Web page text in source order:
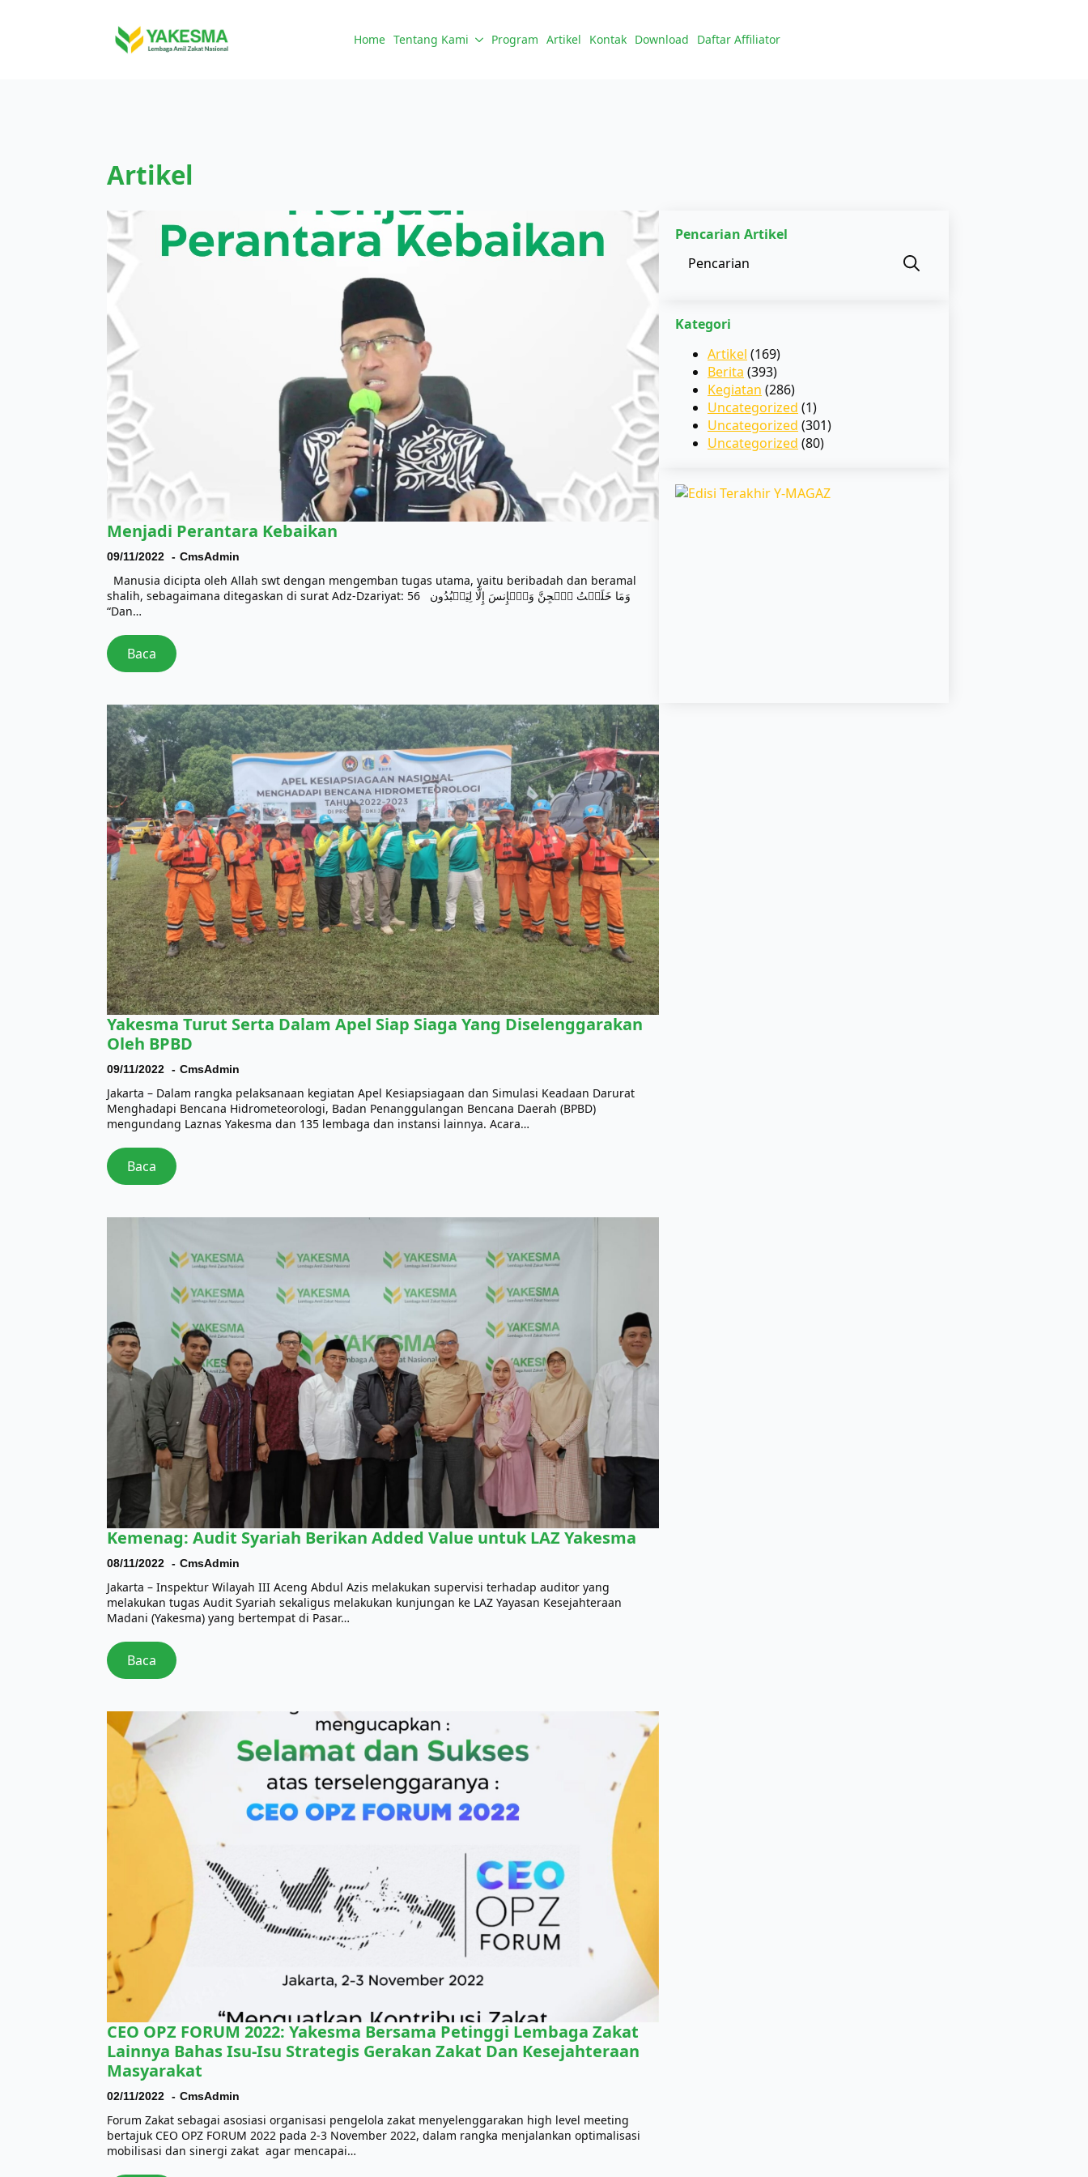
Home Tentang Kami Program Artikel Kontak Download Daftar Affiliator
Artikel
Menjadi Perantara Kebaikan
09/11/2022 CmsAdmin
Manusia dicipta oleh Allah swt dengan mengemban tugas utama, yaitu beribadah dan beramal
shalih, sebagaimana ditegaskan di surat Adz-Dzariyat: 56 وَمَا خَلَقۡتُ ٱلۡجِنَّ وَٱلۡإِنسَ إِلَّا لِیَعۡبُدُون
“Dan…
Baca
Yakesma Turut Serta Dalam Apel Siap Siaga Yang Diselenggarakan
Oleh BPBD
09/11/2022 CmsAdmin
Jakarta – Dalam rangka pelaksanaan kegiatan Apel Kesiapsiagaan dan Simulasi Keadaan Darurat
Menghadapi Bencana Hidrometeorologi, Badan Penanggulangan Bencana Daerah (BPBD)
mengundang Laznas Yakesma dan 135 lembaga dan instansi lainnya. Acara…
Baca
Kemenag: Audit Syariah Berikan Added Value untuk LAZ Yakesma
08/11/2022 CmsAdmin
Jakarta – Inspektur Wilayah III Aceng Abdul Azis melakukan supervisi terhadap auditor yang
melakukan tugas Audit Syariah sekaligus melakukan kunjungan ke LAZ Yayasan Kesejahteraan
Madani (Yakesma) yang bertempat di Pasar…
Baca
CEO OPZ FORUM 2022: Yakesma Bersama Petinggi Lembaga Zakat
Lainnya Bahas Isu-Isu Strategis Gerakan Zakat Dan Kesejahteraan
Masyarakat
02/11/2022 CmsAdmin
Forum Zakat sebagai asosiasi organisasi pengelola zakat menyelenggarakan high level meeting
bertajuk CEO OPZ FORUM 2022 pada 2-3 November 2022, dalam rangka menjalankan optimalisasi
mobilisasi dan sinergi zakat agar mencapai…
Pencarian Artikel
Kategori
Artikel (169)
Berita (393)
Kegiatan (286)
Uncategorized (1)
Uncategorized (301)
Uncategorized (80)